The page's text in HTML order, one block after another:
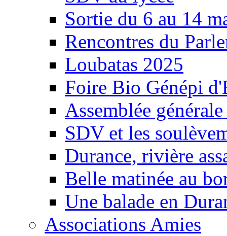
Sortie du 6 au 14
Rencontres du
Loubatas 2025
Foire Bio Génépi
Assemblée
SDV et les
Durance, rivière
Belle matinée au
Une balade en
Associations Amies